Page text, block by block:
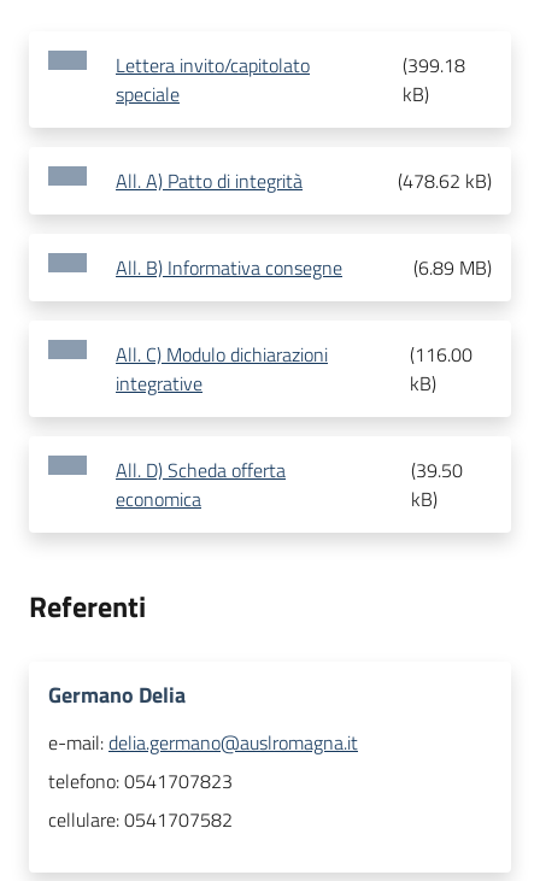
Lettera invito/capitolato
speciale
(399.18
kB)
All. A) Patto di integrità (478.62 kB)
All. B) Informativa consegne (6.89 MB)
All. C) Modulo dichiarazioni
integrative
(116.00
kB)
All. D) Scheda offerta
economica
(39.50
kB)
Referenti
Germano Delia
e-mail:delia.germano@auslromagna.it
telefono:0541707823
cellulare:0541707582